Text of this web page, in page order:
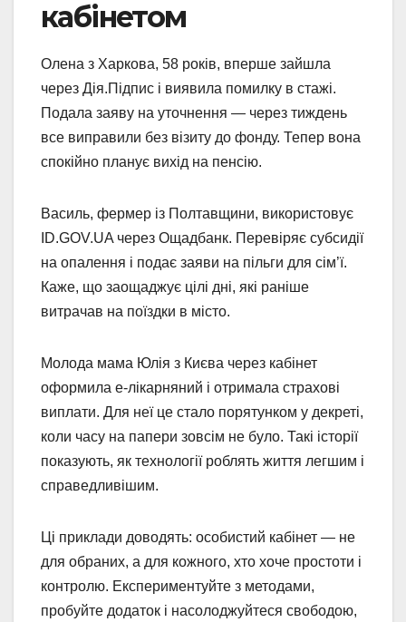
кабінетом
Олена з Харкова, 58 років, вперше зайшла
через Дія.Підпис і виявила помилку в стажі.
Подала заяву на уточнення — через тиждень
все виправили без візиту до фонду. Тепер вона
спокійно планує вихід на пенсію.
Василь, фермер із Полтавщини, використовує
ID.GOV.UA через Ощадбанк. Перевіряє субсидії
на опалення і подає заяви на пільги для сім’ї.
Каже, що заощаджує цілі дні, які раніше
витрачав на поїздки в місто.
Молода мама Юлія з Києва через кабінет
оформила е-лікарняний і отримала страхові
виплати. Для неї це стало порятунком у декреті,
коли часу на папери зовсім не було. Такі історії
показують, як технології роблять життя легшим і
справедливішим.
Ці приклади доводять: особистий кабінет — не
для обраних, а для кожного, хто хоче простоти і
контролю. Експериментуйте з методами,
пробуйте додаток і насолоджуйтеся свободою,